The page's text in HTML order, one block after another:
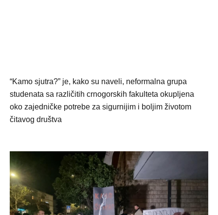
“Kamo sjutra?” je, kako su naveli, neformalna grupa
studenata sa različitih crnogorskih fakulteta okupljena
oko zajedničke potrebe za sigurnijim i boljim životom
čitavog društva